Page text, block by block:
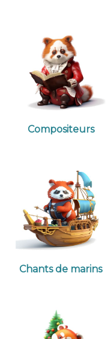
Compositeurs
Chants de marins